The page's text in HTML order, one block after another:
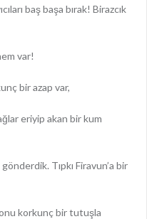
baş başa bırak! Birazcık
var!
bir azap var,
eriyip akan bir kum
Tıpkı Firavun’a bir
korkunç bir tutuşla